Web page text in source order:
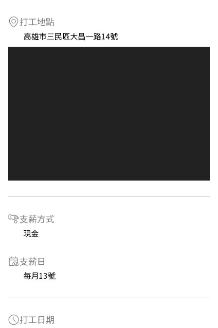
打工地點
高雄市三民區大昌一路14號
支薪方式
現金
支薪日
每月13號
打工日期